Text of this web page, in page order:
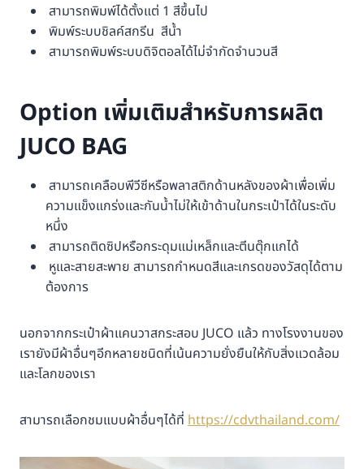
สามารถพิมพ์ได้ตั้งแต่ 1 สีขึ้นไป
พิมพ์ระบบชิลค์สกรีน สีน้ำ
สามารถพิมพ์ระบบดิจิตอลได้ไม่จำกัดจำนวนสี
Option เพิ่มเติมสำหรับการผลิต
JUCO BAG
สามารถเคลือบพีวีซีหรือพลาสติกด้านหลังของผ้าเพื่อเพิ่ม
ความแข็งแกร่งและกันน้ำไม่ให้เข้าด้านในกระเป๋าได้ในระดับ
หนึ่ง
สามารถติดซิปหรือกระดุมแม่เหล็กและตีนตุ๊กแกได้
หูและสายสะพาย สามารถกำหนดสีและเกรดของวัสดุได้ตาม
ต้องการ
นอกจากกระเป๋าผ้าแคนวาสกระสอบ JUCO แล้ว ทางโรงงานของ
เรายังมีผ้าอื่นๆอีกหลายชนิดที่เน้นความยั่งยืนให้กับสิ่งแวดล้อม
และโลกของเรา
สามารถเลือกชมแบบผ้าอื่นๆได้ที่ https://cdvthailand.com/